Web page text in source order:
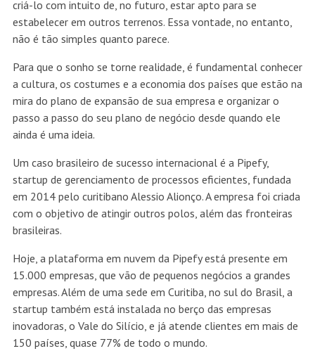
criá-lo com intuito de, no futuro, estar apto para se
estabelecer em outros terrenos. Essa vontade, no entanto,
não é tão simples quanto parece.
Para que o sonho se torne realidade, é fundamental conhecer
a cultura, os costumes e a economia dos países que estão na
mira do plano de expansão de sua empresa e organizar o
passo a passo do seu plano de negócio desde quando ele
ainda é uma ideia.
Um caso brasileiro de sucesso internacional é a Pipefy,
startup de gerenciamento de processos eficientes, fundada
em 2014 pelo curitibano Alessio Alionço. A empresa foi criada
com o objetivo de atingir outros polos, além das fronteiras
brasileiras.
Hoje, a plataforma em nuvem da Pipefy está presente em
15.000 empresas, que vão de pequenos negócios a grandes
empresas. Além de uma sede em Curitiba, no sul do Brasil, a
startup também está instalada no berço das empresas
inovadoras, o Vale do Silício, e já atende clientes em mais de
150 países, quase 77% de todo o mundo.